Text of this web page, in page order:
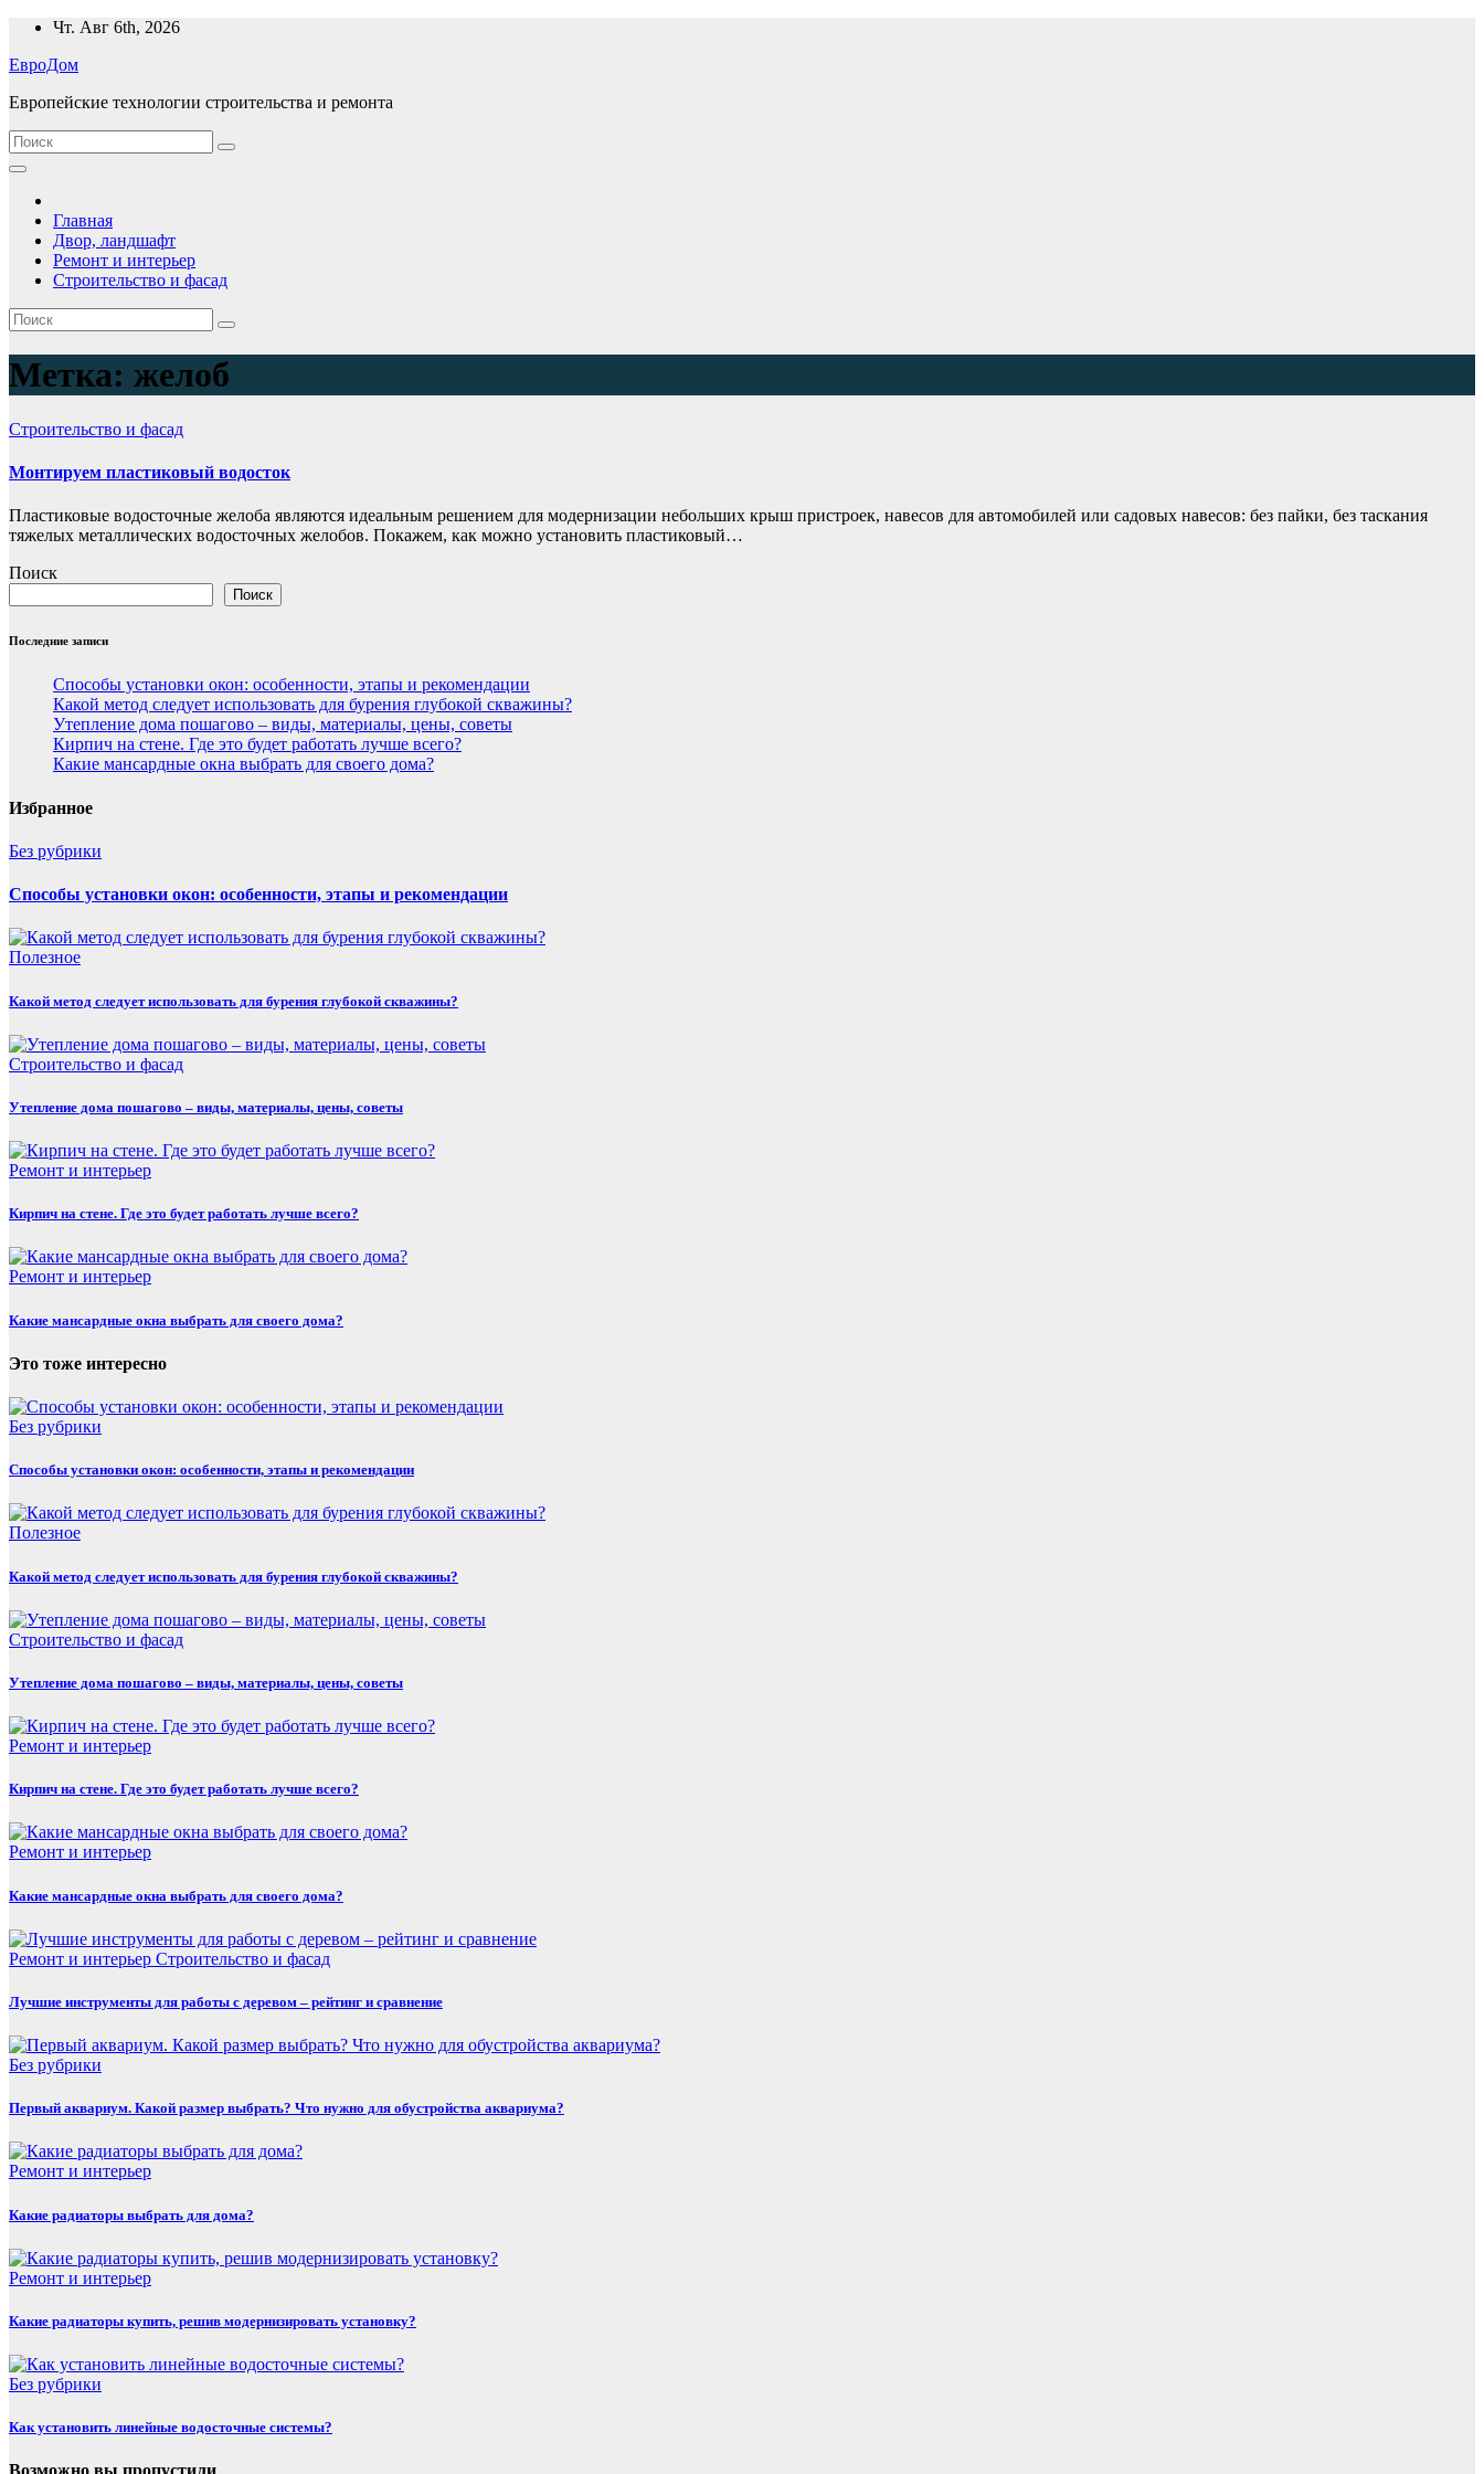
Перейти
содержимому
Чт. Авг 6th, 2026
ЕвроДом
Европейские технологии строительства и ремонта
Главная
Двор, ландшафт
Ремонт и интерьер
Строительство и фасад
Метка: желоб
Строительство и фасад
Монтируем пластиковый водосток
Пластиковые водосточные желоба являются идеальным решением для модернизации небольших крыш пристроек, навесов для автомобилей или садовых навесов: без пайки, без таскания
тяжелых металлических водосточных желобов. Покажем, как можно установить пластиковый…
Поиск
Поиск
Последние записи
Способы установки окон: особенности, этапы и рекомендации
Какой метод следует использовать для бурения глубокой скважины?
Утепление дома пошагово – виды, материалы, цены, советы
Кирпич на стене. Где это будет работать лучше всего?
Какие мансардные окна выбрать для своего дома?
Избранное
Без рубрики
Способы установки окон: особенности, этапы и рекомендации
Полезнoe
Какой метод следует использовать для бурения глубокой скважины?
Строительство и фасад
Утепление дома пошагово – виды, материалы, цены, советы
Ремонт и интерьер
Кирпич на стене. Где это будет работать лучше всего?
Ремонт и интерьер
Какие мансардные окна выбрать для своего дома?
Это тоже интересно
Без рубрики
Способы установки окон: особенности, этапы и рекомендации
Полезнoe
Какой метод следует использовать для бурения глубокой скважины?
Строительство и фасад
Утепление дома пошагово – виды, материалы, цены, советы
Ремонт и интерьер
Кирпич на стене. Где это будет работать лучше всего?
Ремонт и интерьер
Какие мансардные окна выбрать для своего дома?
Ремонт и интерьер Строительство и фасад
Лучшие инструменты для работы с деревом – рейтинг и сравнение
Без рубрики
Первый аквариум. Какой размер выбрать? Что нужно для обустройства аквариума?
Ремонт и интерьер
Какие радиаторы выбрать для дома?
Ремонт и интерьер
Какие радиаторы купить, решив модернизировать установку?
Без рубрики
Как установить линейные водосточные системы?